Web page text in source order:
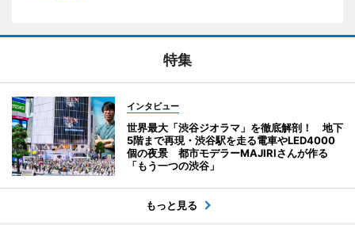
特集
インタビュー
世界最大「渋谷ジオラマ」を徹底解剖！ 地下
5階まで再現・渋谷駅を走る電車やLED4000
個の夜景 都市モデラーMAJIRIさんが作る
「もう一つの渋谷」
もっと見る